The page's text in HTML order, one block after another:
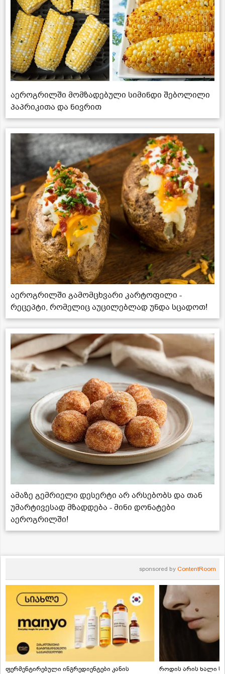
აეროგრილში მომზადებული სიმინდი შებოლილი
პაპრიკითა და ნივრით
აეროგრილში გამომცხვარი კარტოფილი -
რეცეპტი, რომელიც აუცილებლად უნდა სცადოთ!
ამაზე გემრიელი დესერტი არ არსებობს და თან
უმარტივესად მზადდება - მინი დონატები
აეროგრილში!
sponsored by ContentRoom
ფერმენტირებული ინგრედიენტები კანის როდის არის ხალი